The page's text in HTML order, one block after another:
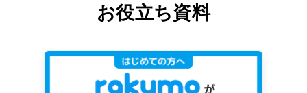
お役立ち資料